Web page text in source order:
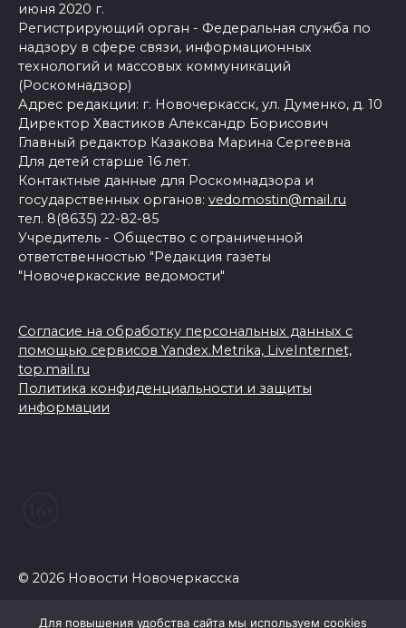
июня 2020 г.
Регистрирующий орган - Федеральная служба по
надзору в сфере связи, информационных
технологий и массовых коммуникаций
(Роскомнадзор)
Адрес редакции: г. Новочеркасск, ул. Думенко, д. 10
Директор Хвастиков Александр Борисович
Главный редактор Казакова Марина Сергеевна
Для детей старше 16 лет.
Контактные данные для Роскомнадзора и
государственных органов: vedomostin@mail.ru
тел. 8(8635) 22-82-85
Учредитель - Общество с ограниченной
ответственностью "Редакция газеты
"Новочеркасские ведомости"
Согласие на обработку персональных данных с
помощью сервисов Yandex.Metrika, LiveInternet,
top.mail.ru
Политика конфиденциальности и защиты
информации
© 2026 Новости Новочеркасска
Для повышения удобства сайта мы используем cookies